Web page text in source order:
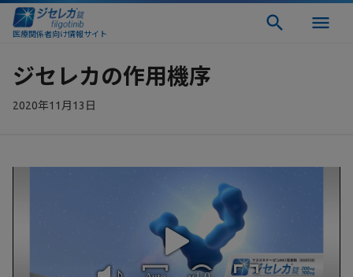
医療関係者向け情報サイト
ジセレカの作用機序
2020年11月13日